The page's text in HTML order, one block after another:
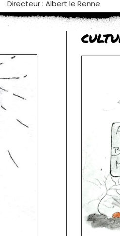
Directeur : Albert le Renne